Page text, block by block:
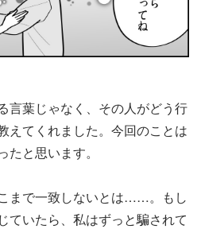
言葉じゃなく、その人がどう行
えてくれました。今回のことは
と思います。
まで一致しないとは……。もし
ていたら、私はずっと騙されて